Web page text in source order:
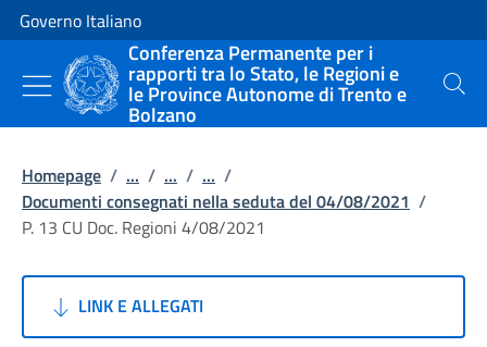
Vai al contenuto
Vai alla navigazione del sito
Governo Italiano
Conferenza Permanente per i
rapporti tra lo Stato, le Regioni e
le Province Autonome di Trento e
Bolzano
Cerca
Homepage / ... / ... / ... /
Documenti consegnati nella seduta del 04/08/2021 /
P. 13 CU Doc. Regioni 4/08/2021
LINK E ALLEGATI